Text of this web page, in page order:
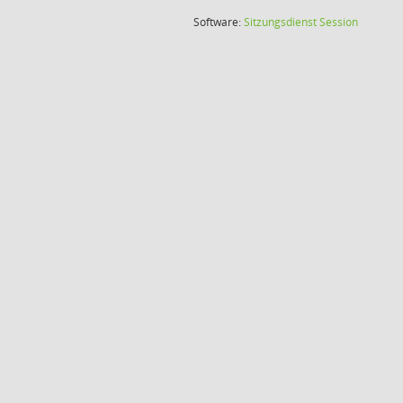
Software:SitzungsdienstSession(Wird in